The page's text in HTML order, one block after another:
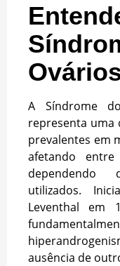
A Síndrome
representa uma
prevalentes em
afetando
dependendo
utilizados.
Leventhal em
ausência de